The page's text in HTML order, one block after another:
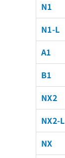
N1
N1-L
A1
B1
NX2
NX2-L
NX